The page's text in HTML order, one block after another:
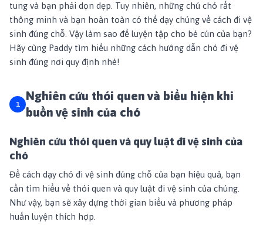
tung và bạn phải dọn dẹp. Tuy nhiên, những chú chó rất
thông minh và bạn hoàn toàn có thể dạy chúng về cách đi vệ
sinh đúng chỗ. Vậy làm sao để luyện tập cho bé cún của bạn?
Hãy cùng Paddy tìm hiểu những cách hướng dẫn chó đi vệ
sinh đúng nơi quy định nhé!
Nghiên cứu thói quen và biểu hiện khi
buồn vệ sinh của chó
Nghiên cứu thói quen và quy luật đi vệ sinh của
chó
Để cách dạy chó đi vệ sinh đúng chỗ của bạn hiệu quả, bạn
cần tìm hiểu về thói quen và quy luật đi vệ sinh của chúng.
Như vậy, bạn sẽ xây dựng thời gian biểu và phương pháp
huấn luyện thích hợp.